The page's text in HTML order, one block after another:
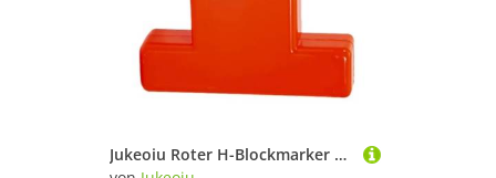
Jukeoiu Roter H-Blockmarker zum Karpfenangeln, schwimmende Angelschnurmarkierer, I-förmiger Wickler ohne Draht, tragbares Fischzubehör, Schnurnaben-Ausrüstung